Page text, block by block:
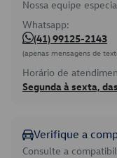
Nossa equipe
Whatsapp:
(41) 99125-2143
(apenas mensagens de
Horário de
Segunda à sexta,
Verifique a
Consulte a